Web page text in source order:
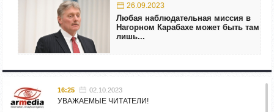
26.09.2023
Любая наблюдательная миссия в
Нагорном Карабахе может быть там
лишь...
16:25 02.10.2023
УВАЖАЕМЫЕ ЧИТАТЕЛИ!